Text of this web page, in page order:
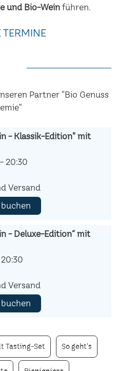
und Bio-Weinführen.
TERMINE
Partner "Bio Genuss
- Klassik-Edition" mit
20:30
Versand
- Deluxe-Edition“ mit
Versand
Tasting-Set So geht's